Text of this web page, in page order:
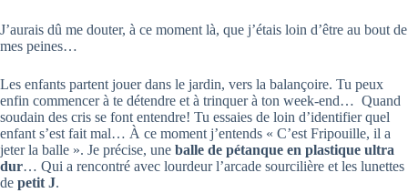
J’aurais dû me douter, à ce moment là, que j’étais loin d’être au bout de
mes peines…
Les enfants partent jouer dans le jardin, vers la balançoire. Tu peux
enfin commencer à te détendre et à trinquer à ton week-end… Quand
soudain des cris se font entendre! Tu essaies de loin d’identifier quel
enfant s’est fait mal… À ce moment j’entends « C’est Fripouille, il a
jeter la balle ». Je précise, une balle de pétanque en plastique ultra
dur… Qui a rencontré avec lourdeur l’arcade sourcilière et les lunettes
de petit J.